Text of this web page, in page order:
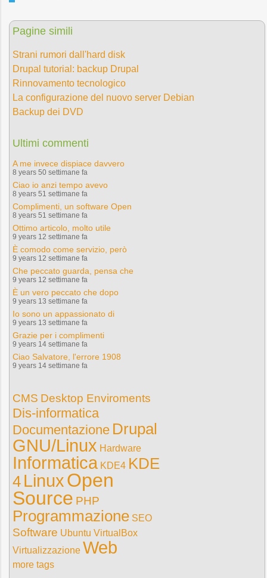
Pagine simili
Strani rumori dall'hard disk
Drupal tutorial: backup Drupal
Rinnovamento tecnologico
La configurazione del nuovo server Debian
Backup dei DVD
Ultimi commenti
A me invece dispiace davvero
8 years 50 settimane fa
Ciao io anzi tempo avevo
8 years 51 settimane fa
Complimenti, un software Open
8 years 51 settimane fa
Ottimo articolo, molto utile
9 years 12 settimane fa
È comodo come servizio, però
9 years 12 settimane fa
Che peccato guarda, pensa che
9 years 12 settimane fa
È un vero peccato che dopo
9 years 13 settimane fa
Io sono un appassionato di
9 years 13 settimane fa
Grazie per i complimenti
9 years 14 settimane fa
Ciao Salvatore, l'errore 1908
9 years 14 settimane fa
CMS Desktop Enviroments
Dis-informatica
Documentazione Drupal
GNU/Linux Hardware
Informatica KDE4 KDE
4 LinuxOpen
Source PHP
Programmazione SEO
Software Ubuntu VirtualBox
Virtualizzazione Web
more tags